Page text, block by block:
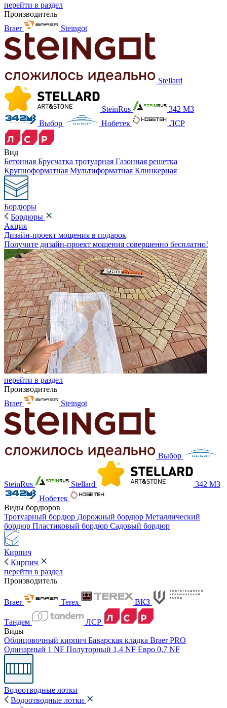
перейти в раздел
Производитель
Braer
Steingot
Stellard
SteinRus
342 МЗ
Выбор
Нобетек ЛСР
Вид
Бетонная Брусчатка тротуарная Газонная решетка
Крупноформатная Мультиформатная Клинкерная
Бордюры
Бордюры
Акция
Дизайн-проект мощения в подарок
Получите дизайн-проект мощения совершенно бесплатно!
перейти в раздел
Производитель
Braer
Steingot
Выбор
SteinRus Stellard
342 МЗ
Нобетек
Виды бордюров
Тротуарный бордюр Дорожный бордюр Металлический
бордюр Пластиковый бордюр Садовый бордюр
Кирпич
Кирпич
перейти в раздел
Производитель
Braer Terex ВКЗ
Тандем
ЛСР
Виды
Облицовочный кирпич Баварская кладка Braer PRO
Одинарный 1 NF Полуторный 1,4 NF Евро 0,7 NF
Водоотводные лотки
Водоотводные лотки